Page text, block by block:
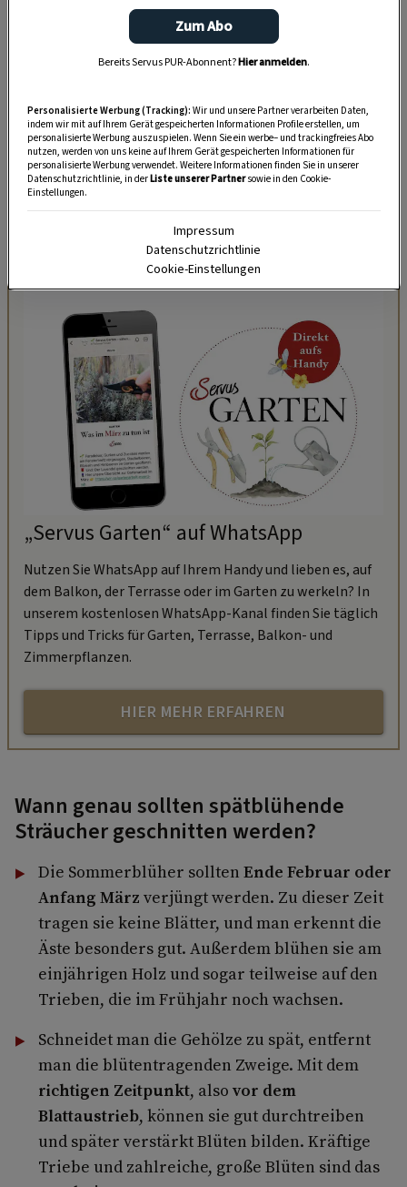
Buddleja davidii, die schon im Frühjahr
Bartblume,Weigelieund
Frühjahrsblüher geschnitten werden–
Forsythie,Kolkwitzie,Zierquittenund
Mandelbäumchenwürden sonst in diesem
Jahr keine Blüten mehr ansetzen.
Sträucher direkt nach der Blüte richtig
„Servus Garten“ auf WhatsApp
Nutzen Sie WhatsApp auf Ihrem Handy und lieben es, auf
dem Balkon, der Terrasse oder im Garten zu werkeln? In
unserem kostenlosen WhatsApp-Kanal finden Sie täglich
Tipps und Tricks für Garten, Terrasse, Balkon- und
Zimmerpflanzen.
HIER MEHR ERFAHREN
Wann genau sollten spätblühende
Sträucher geschnitten werden?
Die Sommerblüher sollten Ende Februar oder
Anfang März verjüngt werden. Zu dieser Zeit
tragen sie keine Blätter, und man erkennt die
Äste besonders gut. Außerdem blühen sie am
einjährigen Holz und sogar teilweise auf den
Trieben, die im Frühjahr noch wachsen.
Schneidet man die Gehölze zu spät, entfernt
man die blütentragenden Zweige. Mit dem
richtigen Zeitpunkt, also vor dem
Blattaustrieb, können sie gut durchtreiben
und später verstärkt Blüten bilden. Kräftige
Triebe und zahlreiche, große Blüten sind das
Zum Abo
Bereits Servus PUR-Abonnent?Hier anmelden.
Personalisierte Werbung (Tracking): Wir und unsere Partner verarbeiten Daten,
indem wir mit auf Ihrem Gerät gespeicherten Informationen Profile erstellen, um
personalisierte Werbung auszuspielen. Wenn Sie ein werbe– und trackingfreies Abo
nutzen, werden von uns keine auf Ihrem Gerät gespeicherten Informationen für
personalisierte Werbung verwendet. Weitere Informationen finden Sie in unserer
Datenschutzrichtlinie, in derListe unserer Partnersowie in den Cookie-
Einstellungen.
Impressum
Datenschutzrichtlinie
Cookie-Einstellungen